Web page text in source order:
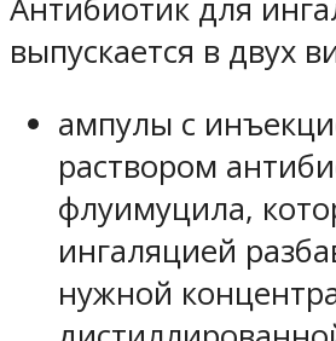
Антибиотик для
выпускается в двух
ампулы с
раствором
флуимуцила,
ингаляцией
нужной